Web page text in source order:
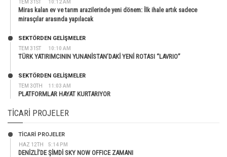
TEM 31ST 10:12 AM
Miras kalan ev ve tarım arazilerinde yeni dönem: İlk ihale artık sadece
mirasçılar arasında yapılacak
TEM 31ST 10:10 AM
SEKTÖRDEN GELIŞMELER
TÜRK YATIRIMCININ YUNANİSTAN’DAKİ YENİ ROTASI “LAVRIO”
TEM 30TH 11:03 AM
SEKTÖRDEN GELIŞMELER
PLATFORMLAR HAYAT KURTARIYOR
TICARI PROJELER
HAZ 12TH 5:14 PM
TİCARİ PROJELER
DENİZLİ’DE ŞİMDİ SKY NOW OFFICE ZAMANI